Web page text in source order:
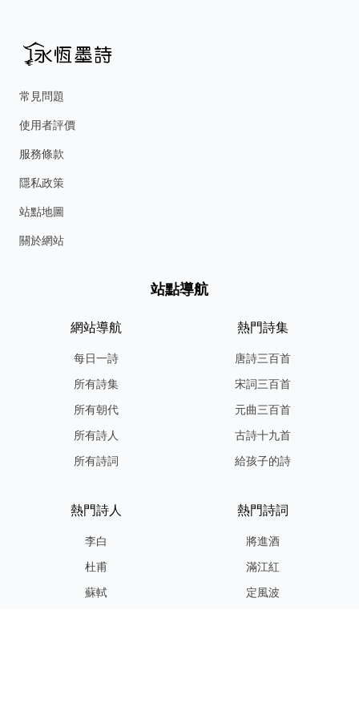
常見問題
使用者評價
服務條款
隱私政策
站點地圖
關於網站
站點導航
網站導航
每日一詩
所有詩集
所有朝代
所有詩人
所有詩詞
熱門詩集
唐詩三百首
宋詞三百首
元曲三百首
古詩十九首
給孩子的詩
熱門詩人
李白
杜甫
蘇軾
熱門詩詞
將進酒
滿江紅
定風波